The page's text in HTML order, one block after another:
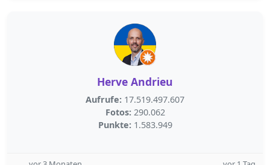
Herve Andrieu
Aufrufe: 17.519.497.607
Fotos: 290.062
Punkte: 1.583.949